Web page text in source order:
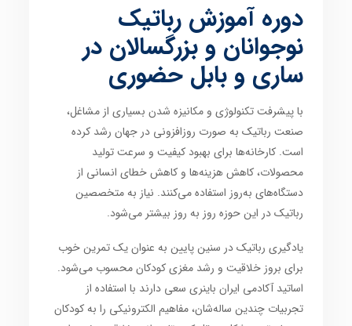
دوره آموزش رباتیک
نوجوانان و بزرگسالان در
ساری و بابل حضوری
با پیشرفت تکنولوژی و مکانیزه شدن بسیاری از مشاغل،
صنعت رباتیک به صورت روزافزونی در جهان رشد کرده
است. کارخانه‌ها برای بهبود کیفیت و سرعت تولید
محصولات، کاهش هزینه‌ها و کاهش خطای انسانی از
دستگاه‌های به‌روز استفاده می‌کنند. نیاز به متخصصین
رباتیک در این حوزه روز به روز بیشتر می‌شود.
یادگیری رباتیک در سنین پایین به عنوان یک تمرین خوب
برای بروز خلاقیت و رشد مغزی کودکان محسوب می‌شود.
اساتید آکادمی ایران باینری سعی دارند با استفاده از
تجربیات چندین ساله‌شان، مفاهیم الکترونیکی را به کودکان